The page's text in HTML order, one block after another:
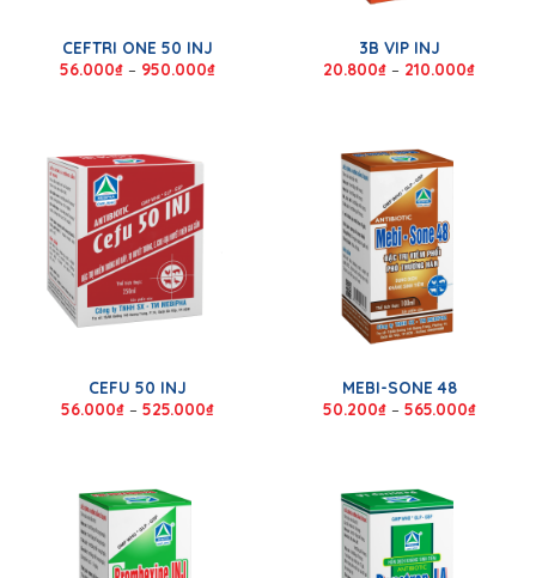
CEFTRI ONE 50 INJ
56.000₫– 950.000₫
3B VIP INJ
20.800₫ – 210.000₫
CEFU 50 INJ
56.000₫– 525.000₫
MEBI-SONE 48
50.200₫– 565.000₫